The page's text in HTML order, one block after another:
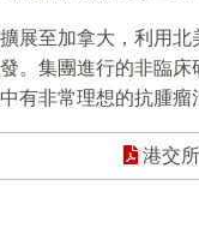
展至加拿大，利用
。集團進行的非臨
有非常理想的抗腫瘤
港交